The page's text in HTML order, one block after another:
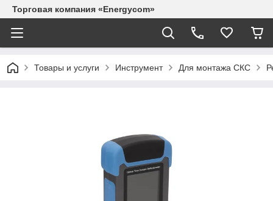
Торговая компания «Energycom»
Товары и услуги Инструмент Для монтажа СКС